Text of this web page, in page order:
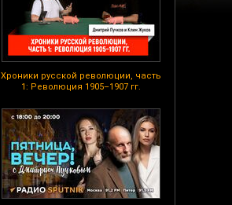
Хроники русской революции, часть
1: Революция 1905–1907 гг.